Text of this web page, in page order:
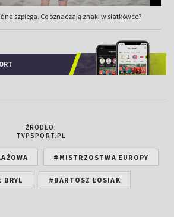
na szpiega. Co oznaczają znaki w siatkówce?
ŹRÓDŁO:
TVPSPORT.PL
#MISTRZOSTWA EUROPY
BRYL #BARTOSZ ŁOSIAK